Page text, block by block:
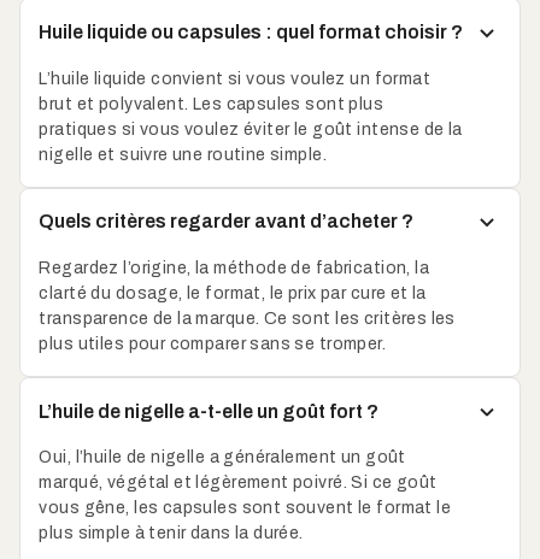
Huile liquide ou capsules : quel format choisir ?
L’huile liquide convient si vous voulez un format
brut et polyvalent. Les capsules sont plus
pratiques si vous voulez éviter le goût intense de la
nigelle et suivre une routine simple.
Quels critères regarder avant d’acheter ?
Regardez l’origine, la méthode de fabrication, la
clarté du dosage, le format, le prix par cure et la
transparence de la marque. Ce sont les critères les
plus utiles pour comparer sans se tromper.
L’huile de nigelle a-t-elle un goût fort ?
Oui, l’huile de nigelle a généralement un goût
marqué, végétal et légèrement poivré. Si ce goût
vous gêne, les capsules sont souvent le format le
plus simple à tenir dans la durée.